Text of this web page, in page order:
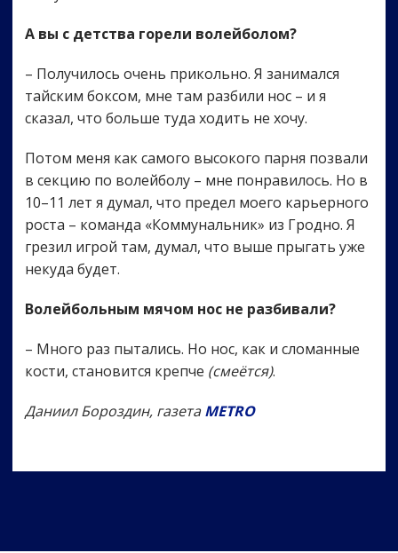
А вы с детства горели волейболом?
– Получилось очень прикольно. Я занимался
тайским боксом, мне там разбили нос – и я
сказал, что больше туда ходить не хочу.
Потом меня как самого высокого парня позвали
в секцию по волейболу – мне понравилось. Но в
10–11 лет я думал, что предел моего карьерного
роста – команда «Коммунальник» из Гродно. Я
грезил игрой там, думал, что выше прыгать уже
некуда будет.
Волейбольным мячом нос не разбивали?
– Много раз пытались. Но нос, как и сломанные
кости, становится крепче (смеётся).
Даниил Бороздин, газетаMETRO